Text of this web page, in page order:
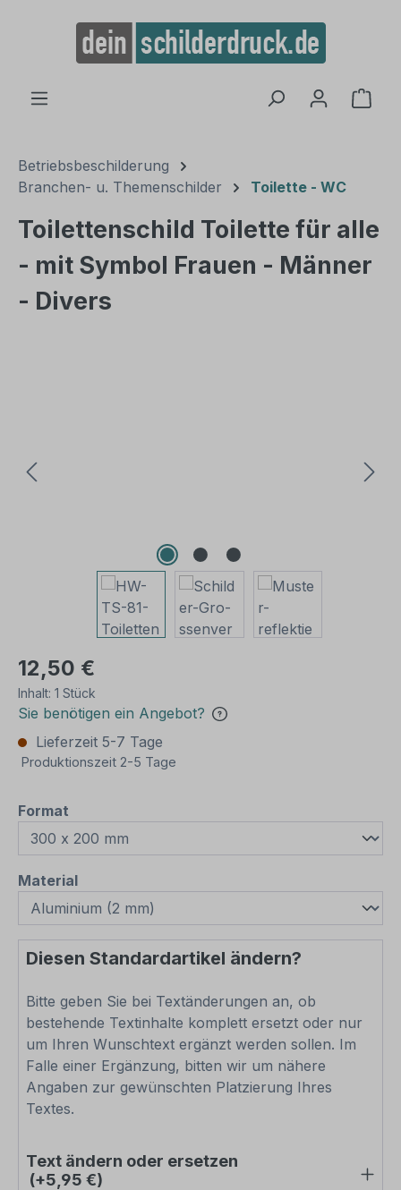
springen
Betriebsbeschilderung
Branchen- u. Themenschilder
Toilette - WC
Toilettenschild Toilette für alle
- mit Symbol Frauen - Männer
- Divers
12,50 €
Inhalt: 1 Stück
Sie benötigen ein Angebot?
Lieferzeit 5-7 Tage
Produktionszeit 2-5 Tage
Format
Materialauswählen
Diesen Standardartikel ändern?
Bitte geben Sie bei Textänderungen an, ob
bestehende Textinhalte komplett ersetzt oder nur
um Ihren Wunschtext ergänzt werden sollen. Im
Falle einer Ergänzung, bitten wir um nähere
Angaben zur gewünschten Platzierung Ihres
Textes.
Text ändern oder ersetzen
(+5,95 €)